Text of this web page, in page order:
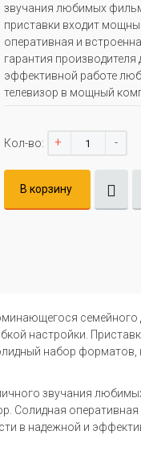
звучания любимых
приставки входит
оперативная и
гарантия
эффективной работе
телевизор в мощный
Кол-во: + -
В корзину
семейного
настройки.
набор форматов,
звучания
Солидная оперативная
в надежной и